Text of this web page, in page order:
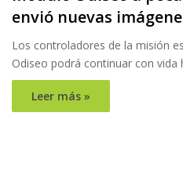
envió nuevas
Los controladores de la misión
Odiseo podrá continuar con vida
Leer más »